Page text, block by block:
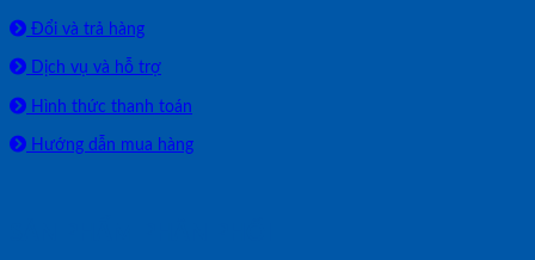
Đổi và trả hàng
Dịch vụ và hỗ trợ
Hình thức thanh toán
Hướng dẫn mua hàng